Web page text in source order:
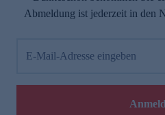
Abmeldung ist jederzeit in den
E-Mail-Adresse eingeben